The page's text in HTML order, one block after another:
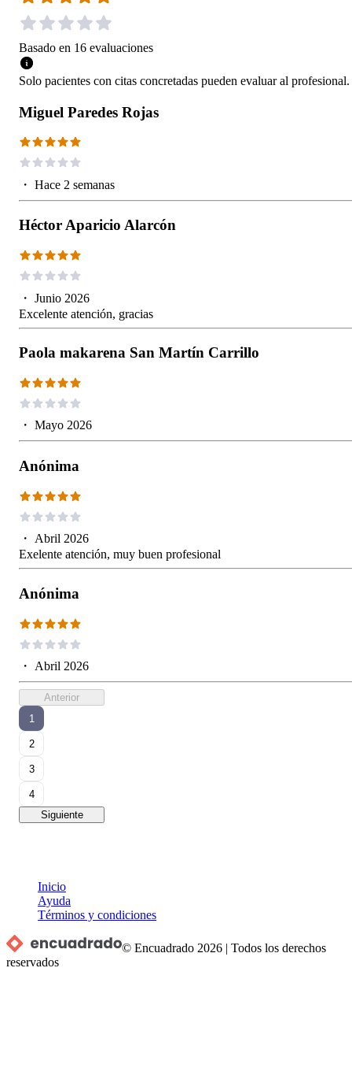
Basado en 16 evaluaciones
Solo pacientes con citas concretadas pueden evaluar al profesional.
Miguel Paredes Rojas
・ Hace 2 semanas
Héctor Aparicio Alarcón
・ Junio 2026
Excelente atención, gracias
Paola makarena San Martín Carrillo
・ Mayo 2026
Anónima
・ Abril 2026
Exelente atención, muy buen profesional
Anónima
・ Abril 2026
Anterior
1
2
3
4
Siguiente
Inicio
Ayuda
Términos y condiciones
© Encuadrado 2026 |Todos los derechos
reservados